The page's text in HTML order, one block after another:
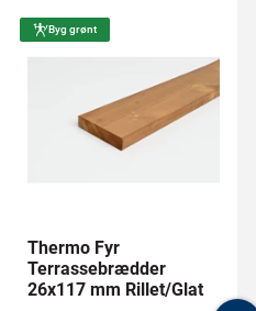
Byg grønt
Thermo Fyr
Terrassebrædder
26x117 mm Rillet/Glat